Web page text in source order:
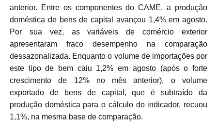
anterior. Entre os componentes do CAME, a produção
doméstica de bens de capital avançou 1,4% em agosto.
Por sua vez, as variáveis de comércio exterior
apresentaram fraco desempenho na comparação
dessazonalizada. Enquanto o volume de importações por
este tipo de bem caiu 1,2% em agosto (após o forte
crescimento de 12% no mês anterior), o volume
exportado de bens de capital, que é subtraído da
produção doméstica para o cálculo do indicador, recuou
1,1%, na mesma base de comparação.